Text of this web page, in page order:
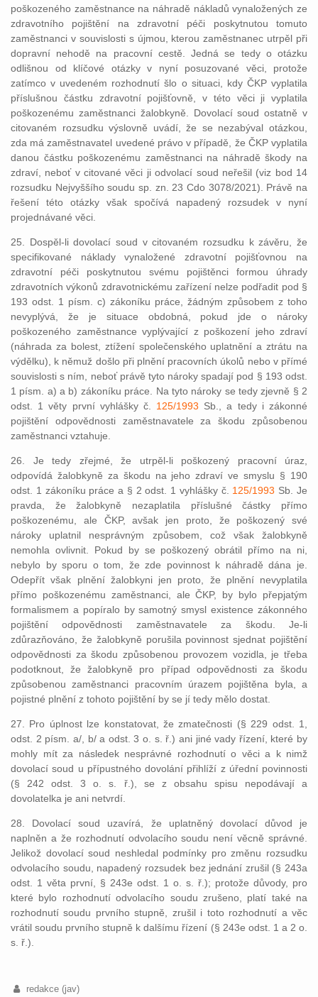
poškozeného zaměstnance na náhradě nákladů vynaložených ze
zdravotního pojištění na zdravotní péči poskytnutou tomuto
zaměstnanci v souvislosti s újmou, kterou zaměstnanec utrpěl při
dopravní nehodě na pracovní cestě. Jedná se tedy o otázku
odlišnou od klíčové otázky v nyní posuzované věci, protože
zatímco v uvedeném rozhodnutí šlo o situaci, kdy ČKP vyplatila
příslušnou částku zdravotní pojišťovně, v této věci ji vyplatila
poškozenému zaměstnanci žalobkyně. Dovolací soud ostatně v
citovaném rozsudku výslovně uvádí, že se nezabýval otázkou,
zda má zaměstnavatel uvedené právo v případě, že ČKP vyplatila
danou částku poškozenému zaměstnanci na náhradě škody na
zdraví, neboť v citované věci ji odvolací soud neřešil (viz bod 14
rozsudku Nejvyššího soudu sp. zn. 23 Cdo 3078/2021). Právě na
řešení této otázky však spočívá napadený rozsudek v nyní
projednávané věci.
25. Dospěl-li dovolací soud v citovaném rozsudku k závěru, že
specifikované náklady vynaložené zdravotní pojišťovnou na
zdravotní péči poskytnutou svému pojištěnci formou úhrady
zdravotních výkonů zdravotnickému zařízení nelze podřadit pod §
193 odst. 1 písm. c) zákoníku práce, žádným způsobem z toho
nevyplývá, že je situace obdobná, pokud jde o nároky
poškozeného zaměstnance vyplývající z poškození jeho zdraví
(náhrada za bolest, ztížení společenského uplatnění a ztrátu na
výdělku), k němuž došlo při plnění pracovních úkolů nebo v přímé
souvislosti s ním, neboť právě tyto nároky spadají pod § 193 odst.
1 písm. a) a b) zákoníku práce. Na tyto nároky se tedy zjevně § 2
odst. 1 věty první vyhlášky č. 125/1993 Sb., a tedy i zákonné
pojištění odpovědnosti zaměstnavatele za škodu způsobenou
zaměstnanci vztahuje.
26. Je tedy zřejmé, že utrpěl-li poškozený pracovní úraz,
odpovídá žalobkyně za škodu na jeho zdraví ve smyslu § 190
odst. 1 zákoníku práce a § 2 odst. 1 vyhlášky č. 125/1993 Sb. Je
pravda, že žalobkyně nezaplatila příslušné částky přímo
poškozenému, ale ČKP, avšak jen proto, že poškozený své
nároky uplatnil nesprávným způsobem, což však žalobkyně
nemohla ovlivnit. Pokud by se poškozený obrátil přímo na ni,
nebylo by sporu o tom, že zde povinnost k náhradě dána je.
Odepřít však plnění žalobkyni jen proto, že plnění nevyplatila
přímo poškozenému zaměstnanci, ale ČKP, by bylo přepjatým
formalismem a popíralo by samotný smysl existence zákonného
pojištění odpovědnosti zaměstnavatele za škodu. Je-li
zdůrazňováno, že žalobkyně porušila povinnost sjednat pojištění
odpovědnosti za škodu způsobenou provozem vozidla, je třeba
podotknout, že žalobkyně pro případ odpovědnosti za škodu
způsobenou zaměstnanci pracovním úrazem pojištěna byla, a
pojistné plnění z tohoto pojištění by se jí tedy mělo dostat.
27. Pro úplnost lze konstatovat, že zmatečnosti (§ 229 odst. 1,
odst. 2 písm. a/, b/ a odst. 3 o. s. ř.) ani jiné vady řízení, které by
mohly mít za následek nesprávné rozhodnutí o věci a k nimž
dovolací soud u přípustného dovolání přihlíží z úřední povinnosti
(§ 242 odst. 3 o. s. ř.), se z obsahu spisu nepodávají a
dovolatelka je ani netvrdí.
28. Dovolací soud uzavírá, že uplatněný dovolací důvod je
naplněn a že rozhodnutí odvolacího soudu není věcně správné.
Jelikož dovolací soud neshledal podmínky pro změnu rozsudku
odvolacího soudu, napadený rozsudek bez jednání zrušil (§ 243a
odst. 1 věta první, § 243e odst. 1 o. s. ř.); protože důvody, pro
které bylo rozhodnutí odvolacího soudu zrušeno, platí také na
rozhodnutí soudu prvního stupně, zrušil i toto rozhodnutí a věc
vrátil soudu prvního stupně k dalšímu řízení (§ 243e odst. 1 a 2 o.
s. ř.).
redakce (jav)